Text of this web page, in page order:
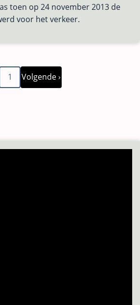
toen op 24 november 2013 de
voor het verkeer.
1
Volgende
pagina
Volgende ›